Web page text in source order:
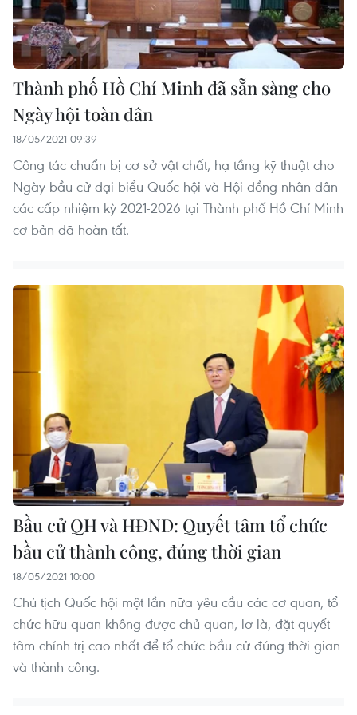
Thành phố Hồ Chí Minh đã sẵn sàng cho
Ngày hội toàn dân
18/05/2021 09:39
Công tác chuẩn bị cơ sở vật chất, hạ tầng kỹ thuật cho
Ngày bầu cử đại biểu Quốc hội và Hội đồng nhân dân
các cấp nhiệm kỳ 2021-2026 tại Thành phố Hồ Chí Minh
cơ bản đã hoàn tất.
Bầu cử QH và HĐND: Quyết tâm tổ chức
bầu cử thành công, đúng thời gian
18/05/2021 10:00
Chủ tịch Quốc hội một lần nữa yêu cầu các cơ quan, tổ
chức hữu quan không được chủ quan, lơ là, đặt quyết
tâm chính trị cao nhất để tổ chức bầu cử đúng thời gian
và thành công.